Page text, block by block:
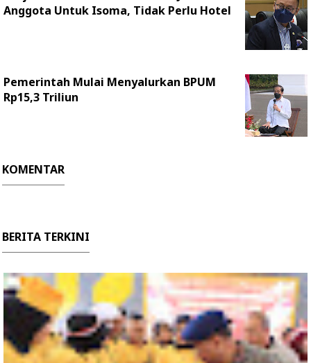
Anggota Untuk Isoma, Tidak Perlu Hotel
Pemerintah Mulai Menyalurkan BPUM
Rp15,3 Triliun
KOMENTAR
BERITA TERKINI